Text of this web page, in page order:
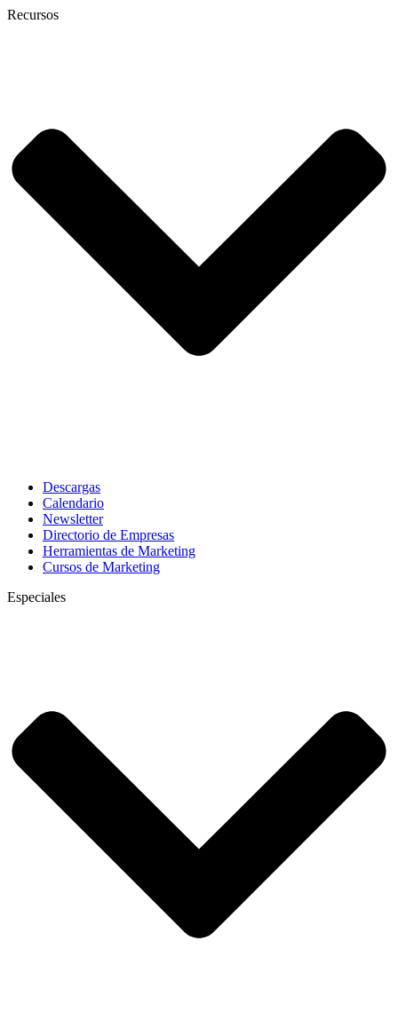
Recursos
Descargas
Calendario
Newsletter
Directorio de Empresas
Herramientas de Marketing
Cursos de Marketing
Especiales